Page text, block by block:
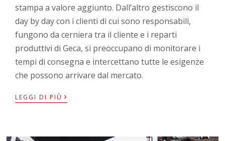
stampa a valore aggiunto. Dall’altro gestiscono il
day by day con i clienti di cui sono responsabili,
fungono da cerniera tra il cliente e i reparti
produttivi di Geca, si preoccupano di monitorare i
tempi di consegna e intercettano tutte le esigenze
che possono arrivare dal mercato.
LEGGI DI PIÙ ›